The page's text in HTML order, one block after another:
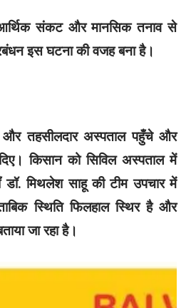
संकट और मानसिक तनाव से
इस घटना की वजह बना है।
तहसीलदार अस्पताल पहुँचे और
किसान को सिविल अस्पताल में
डॉ. मिथलेश साहू की टीम उपचार में
स्थिति फिलहाल स्थिर है और
जा रहा है।